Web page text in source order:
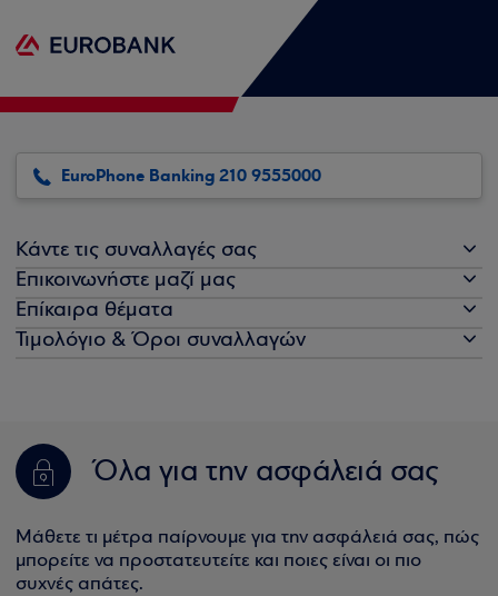
EuroPhone Banking 210 9555000
Κάντε τις συναλλαγές σας
Επικοινωνήστε μαζί μας
Επίκαιρα θέματα
Τιμολόγιο & Όροι συναλλαγών
Όλα για την ασφάλειά σας
Μάθετε τι μέτρα παίρνουμε για την ασφάλειά σας, πώς
μπορείτε να προστατευτείτε και ποιες είναι οι πιο
συχνές απάτες.